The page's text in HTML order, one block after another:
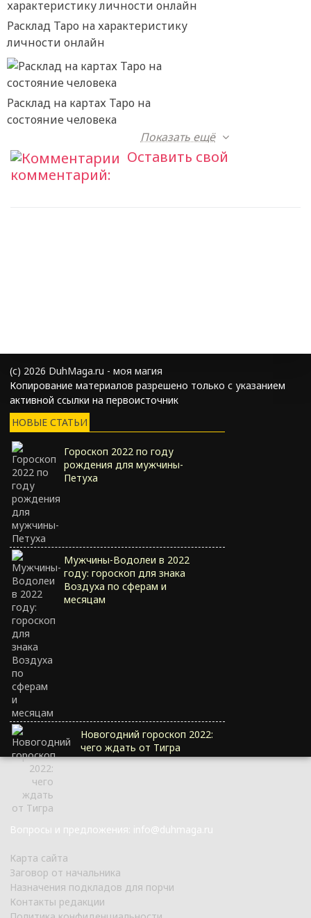
Расклад Таро на характеристику
личности онлайн
Расклад на картах Таро на
состояние человека
Показать ещё
Оставить свой
комментарий:
(с) 2026 DuhMaga.ru - моя магия
Копирование материалов разрешено только с указанием
активной ссылки на первоисточник
НОВЫЕ СТАТЬИ
Гороскоп 2022 по году
рождения для мужчины-
Петуха
Мужчины-Водолеи в 2022
году: гороскоп для знака
Воздуха по сферам и
месяцам
Новогодний гороскоп 2022:
чего ждать от Тигра
Вопросы и предложения: info@duhmaga.ru
Карта сайта
Заговор от начальника
Назначения подкладов для порчи
Контакты редакции